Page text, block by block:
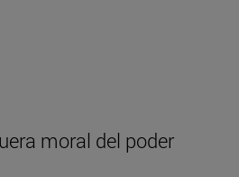
moral del poder